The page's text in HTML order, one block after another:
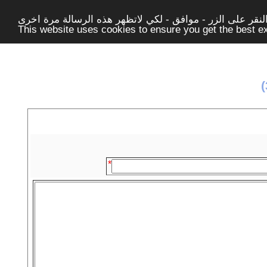
على الزر - موافق - لكي لاتظهر هذه الرسالة مرة اخرى -
This website uses cookies to ensure you get the best
*